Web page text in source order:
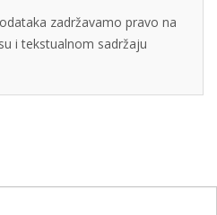
zadržavamo pravo na
i tekstualnom sadržaju